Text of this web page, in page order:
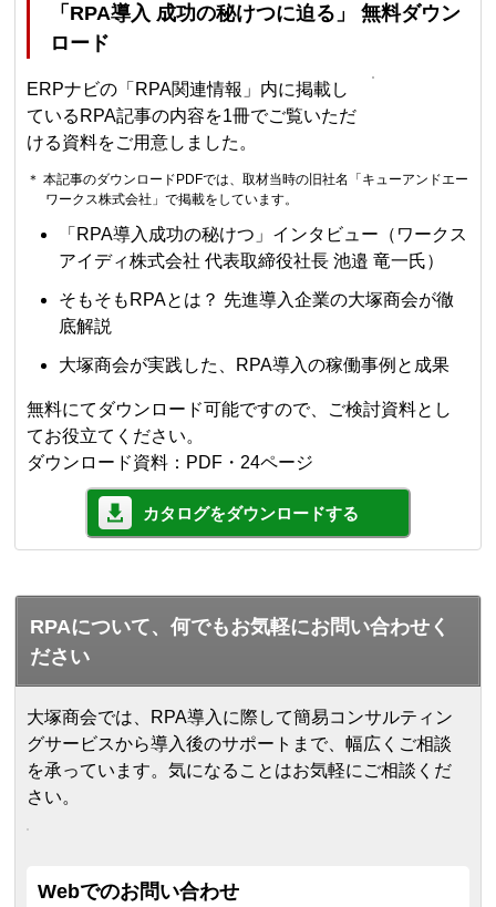
「RPA導入 成功の秘けつに迫る」 無料ダウン
ロード
ERPナビの「RPA関連情報」内に掲載し
ているRPA記事の内容を1冊でご覧いただ
ける資料をご用意しました。
＊ 本記事のダウンロードPDFでは、取材当時の旧社名「キューアンドエー
ワークス株式会社」で掲載をしています。
「RPA導入成功の秘けつ」インタビュー（ワークス
アイディ株式会社 代表取締役社長 池邉 竜一氏）
そもそもRPAとは？ 先進導入企業の大塚商会が徹
底解説
大塚商会が実践した、RPA導入の稼働事例と成果
無料にてダウンロード可能ですので、ご検討資料とし
てお役立てください。
ダウンロード資料：PDF・24ページ
カタログをダウンロードする
RPAについて、何でもお気軽にお問い合わせく
ださい
大塚商会では、RPA導入に際して簡易コンサルティン
グサービスから導入後のサポートまで、幅広くご相談
を承っています。気になることはお気軽にご相談くだ
さい。
Webでのお問い合わせ